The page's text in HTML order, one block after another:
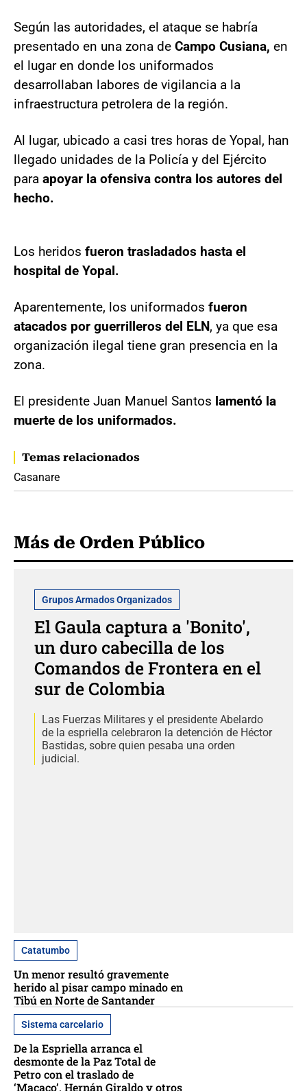
Según las autoridades, el ataque se habría
presentado en una zona de Campo Cusiana, en
el lugar en donde los uniformados
desarrollaban labores de vigilancia a la
infraestructura petrolera de la región.
Al lugar, ubicado a casi tres horas de Yopal, han
llegado unidades de la Policía y del Ejército
para apoyar la ofensiva contra los autores del
hecho.
Los heridos fueron trasladados hasta el
hospital de Yopal.
Aparentemente, los uniformados fueron
atacados por guerrilleros del ELN, ya que esa
organización ilegal tiene gran presencia en la
zona.
El presidente Juan Manuel Santos lamentó la
muerte de los uniformados.
Temas relacionados
Casanare
Más de Orden Público
Grupos Armados Organizados
El Gaula captura a 'Bonito',
un duro cabecilla de los
Comandos de Frontera en el
sur de Colombia
Las Fuerzas Militares y el presidente Abelardo
de la espriella celebraron la detención de Héctor
Bastidas, sobre quien pesaba una orden
judicial.
Catatumbo
Un menor resultó gravemente
herido al pisar campo minado en
Tibú en Norte de Santander
Sistema carcelario
De la Espriella arranca el
desmonte de la Paz Total de
Petro con el traslado de
‘Macaco’, Hernán Giraldo y otros